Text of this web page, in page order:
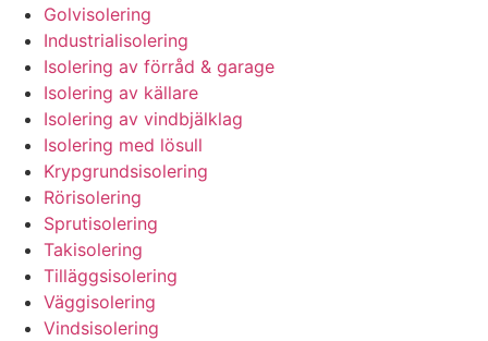
Golvisolering
Industrialisolering
Isolering av förråd & garage
Isolering av källare
Isolering av vindbjälklag
Isolering med lösull
Krypgrundsisolering
Rörisolering
Sprutisolering
Takisolering
Tilläggsisolering
Väggisolering
Vindsisolering